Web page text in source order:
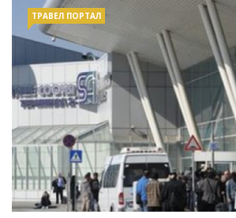
ТРАВЕЛ ПОРТАЛ